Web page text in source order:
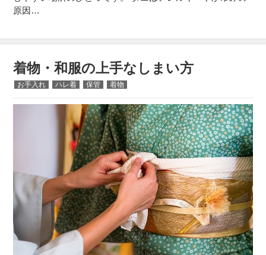
原因…
着物・和服の上手なしまい方
お手入れ ハレ着 保管 着物